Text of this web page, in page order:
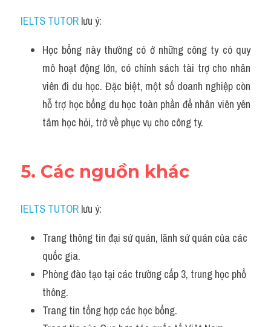
IELTS TUTOR lưu ý:
Học bổng này thường có ở những công ty có quy
mô hoạt động lớn, có chính sách tài trợ cho nhân
viên đi du học. Đặc biệt, một số doanh nghiệp còn
hỗ trợ học bổng du học toàn phần để nhân viên yên
tâm học hỏi, trở về phục vụ cho công ty.
5. Các nguồn khác
IELTS TUTOR lưu ý:
Trang thông tin đại sứ quán, lãnh sứ quán của các
quốc gia.
Phòng đào tạo tại các trường cấp 3, trung học phổ
thông.
Trang tin tổng hợp các học bổng.